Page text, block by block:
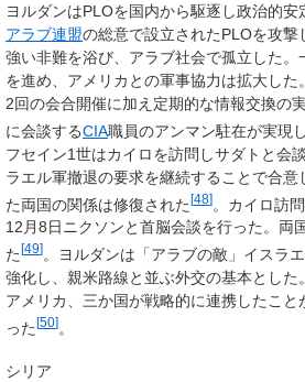
ヨルダンはPLOを国内から駆逐し政治的安
アラブ連盟の総意で設立されたPLOを攻撃
強い非難を浴び、アラブ社会で孤立した。
を進め、アメリカとの軍事協力は拡大し
2回の会合開催に加え定期的な情報交換の
に会談するCIA職員のアンマン駐在が実現
フセイン1世はカイロを訪問しサダトと会
ラエル軍撤退の要求を継続することで合意
た両国の関係は修復された[48]。カイロ訪
12月8日ニクソンと首脳会談を行った。両
た [49] 。ヨルダンは「アラブの敵」イスラ
強化し、親米路線と並ぶ外交の基本とした
アメリカ、三か国が戦略的に連携したこ
った[50]。
シリア